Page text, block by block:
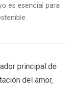
es esencial para
principal de
del amor,